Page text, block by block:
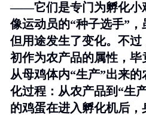
——它们是专门为孵化小
像运动员的“种子选手”，
但用途发生了变化。不
初作为农产品的属性，
从母鸡体内“生产”出来
化过程：从农产品到“生
的鸡蛋在进入孵化机后，